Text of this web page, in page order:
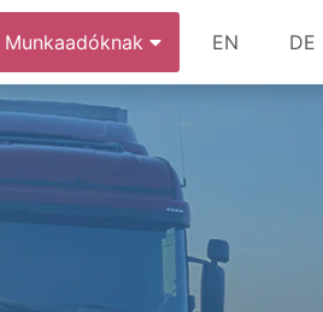
Munkaadóknak EN DE